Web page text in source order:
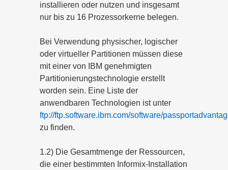
installieren oder nutzen und insgesamt
nur bis zu 16 Prozessorkerne belegen.
Bei Verwendung physischer, logischer
oder virtueller Partitionen müssen diese
mit einer von IBM genehmigten
Partitionierungstechnologie erstellt
worden sein. Eine Liste der
anwendbaren Technologien ist unter
ftp://ftp.software.ibm.com/software/
zu finden.
1.2) Die Gesamtmenge der Ressourcen,
die einer bestimmten Informix-Installation